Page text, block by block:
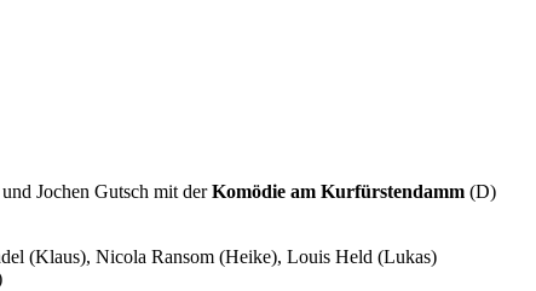
Jochen Gutsch mit derKomödie am Kurfürstendamm (D)
(Klaus), Nicola Ransom (Heike), Louis Held (Lukas)